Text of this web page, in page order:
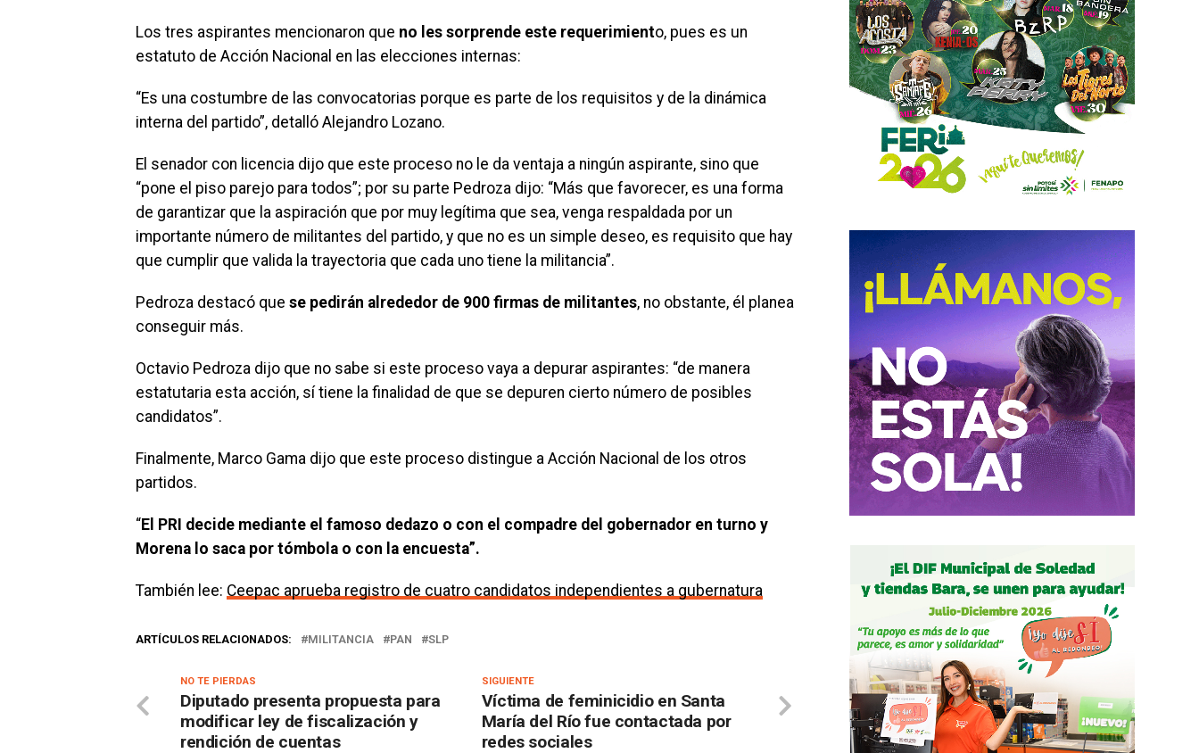
Los tres aspirantes mencionaron que no les sorprende este requerimiento, pues es un
estatuto de Acción Nacional en las elecciones internas:
“Es una costumbre de las convocatorias porque es parte de los requisitos y de la dinámica
interna del partido”, detalló Alejandro Lozano.
El senador con licencia dijo que este proceso no le da ventaja a ningún aspirante, sino que
“pone el piso parejo para todos”; por su parte Pedroza dijo: “Más que favorecer, es una forma
de garantizar que la aspiración que por muy legítima que sea, venga respaldada por un
importante número de militantes del partido, y que no es un simple deseo, es requisito que hay
que cumplir que valida la trayectoria que cada uno tiene la militancia”.
Pedroza destacó que se pedirán alrededor de 900 firmas de militantes, no obstante, él planea
conseguir más.
Octavio Pedroza dijo que no sabe si este proceso vaya a depurar aspirantes: “de manera
estatutaria esta acción, sí tiene la finalidad de que se depuren cierto número de posibles
candidatos”.
Finalmente, Marco Gama dijo que este proceso distingue a Acción Nacional de los otros
partidos.
“El PRI decide mediante el famoso dedazo o con el compadre del gobernador en turno y
Morena lo saca por tómbola o con la encuesta”.
También lee: Ceepac aprueba registro de cuatro candidatos independientes a gubernatura
ARTÍCULOS RELACIONADOS: MILITANCIA PAN SLP
SIGUIENTE
Víctima de feminicidio en Santa
María del Río fue contactada por
redes sociales
NO TE PIERDAS
Diputado presenta propuesta para
modificar ley de fiscalización y
rendición de cuentas